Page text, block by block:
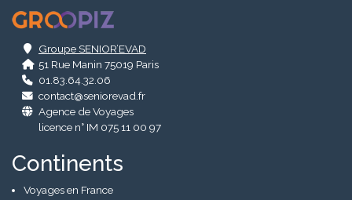
Groupe SENIOR’EVAD
51 Rue Manin 75019 Paris
01.83.64.32.06
contact@seniorevad.fr
Agence de Voyages
licence n° IM 075 11 00 97
Continents
Voyages en France